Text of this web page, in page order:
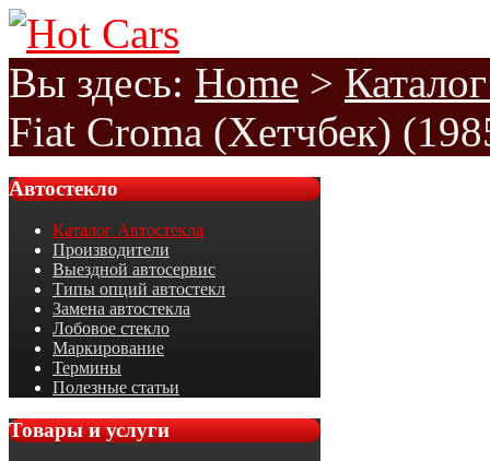
Вы здесь: Home >
Fiat Croma (Хетчбек)
Автостекло
Каталог Автостекла
Производители
Выездной автосервис
Типы опций автостекл
Замена автостекла
Лобовое стекло
Маркирование
Термины
Полезные статьи
Товарыи услуги